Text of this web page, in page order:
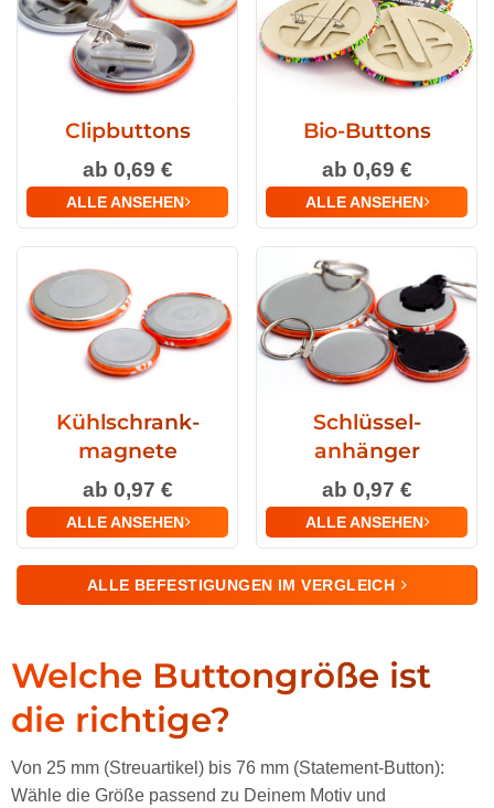
Clip­buttons
ab 0,69 €
ALLE ANSEHEN
Bio-Buttons
ab 0,69 €
ALLE ANSEHEN
Kühlschrank­
magnete
ab 0,97 €
ALLE ANSEHEN
Schlüssel­
anhänger
ab 0,97 €
ALLE ANSEHEN
ALLE BEFESTIGUNGEN IM VERGLEICH
Welche Buttongröße ist
die richtige?
Von 25 mm (Streuartikel) bis 76 mm (Statement-Button):
Wähle die Größe passend zu Deinem Motiv und